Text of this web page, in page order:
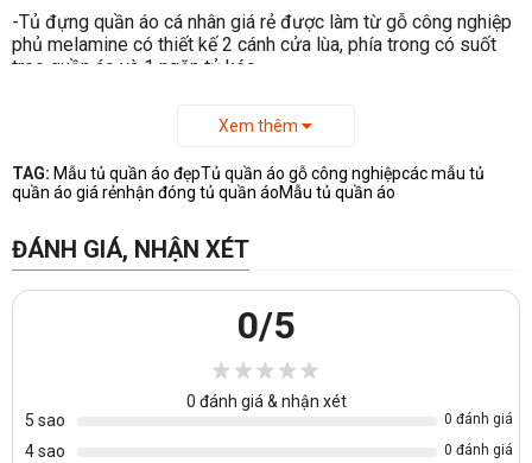
-Tủ đựng quần áo cá nhân giá rẻ được làm từ gỗ công nghiệp
phủ melamine có thiết kế 2 cánh cửa lùa, phía trong có suốt
treo quần áo và 1 ngăn tủ kéo.
Xem thêm
TAG: Mẫu tủ quần áo đẹpTủ quần áo gỗ công nghiệpcác mẫu tủ
quần áo giá rẻnhận đóng tủ quần áoMẫu tủ quần áo
ĐÁNH GIÁ, NHẬN XÉT
0/5
0 đánh giá & nhận xét
5 sao
0 đánh giá
4 sao 0 đánh giá